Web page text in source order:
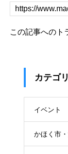
この記事へのト
カテゴ
イベント
かほく市